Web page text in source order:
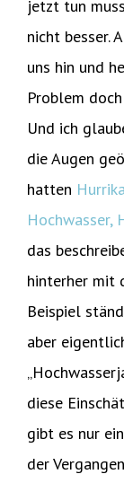
jetzt tun
nicht besser.
uns hin und
Problem
Und ich
die Augen
hatten
Hochwasser,
das
hinterher mit
Beispiel
aber
diese
gibt es nur
der